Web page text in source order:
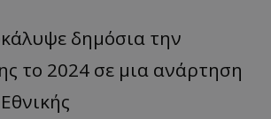
δημόσια την
το 2024 σε μια ανάρτηση